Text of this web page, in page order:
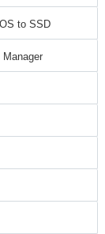
to SSD
Manager